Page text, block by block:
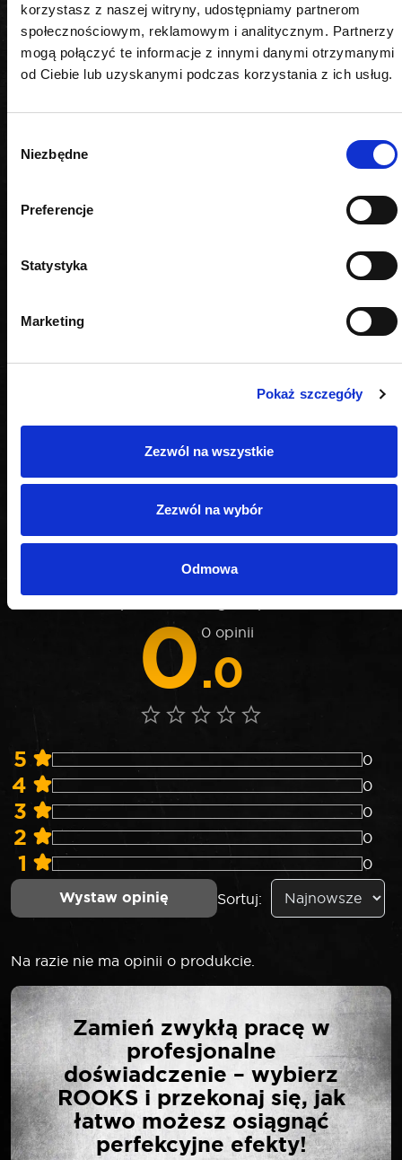
korzystasz z naszej witryny, udostępniamy partnerom
społecznościowym, reklamowym i analitycznym. Partnerzy
mogą połączyć te informacje z innymi danymi otrzymanymi
od Ciebie lub uzyskanymi podczas korzystania z ich usług.
zgody
Niezbędne
Preferencje
Statystyka
Marketing
Pokaż szczegóły
Zezwól na wszystkie
Zezwól na wybór
Odmowa
OPINIE
Nie weryfikujemy opinii czy pochodzą od
0.0
0 opinii
5 0
4 0
3 0
2 0
1 0
Wystaw opinię Sortuj:
Na razie nie ma opinii o produkcie.
NAPISZ PIERWSZĄ
OPINIĘ O „ROOKS
SZCZYPCE SPECJALNE
ERGO-NARROW 165 MM
CRMO”
Zamień zwykłą pracę w
profesjonalne
doświadczenie – wybierz
ROOKS i przekonaj się, jak
łatwo możesz osiągnąć
perfekcyjne efekty!